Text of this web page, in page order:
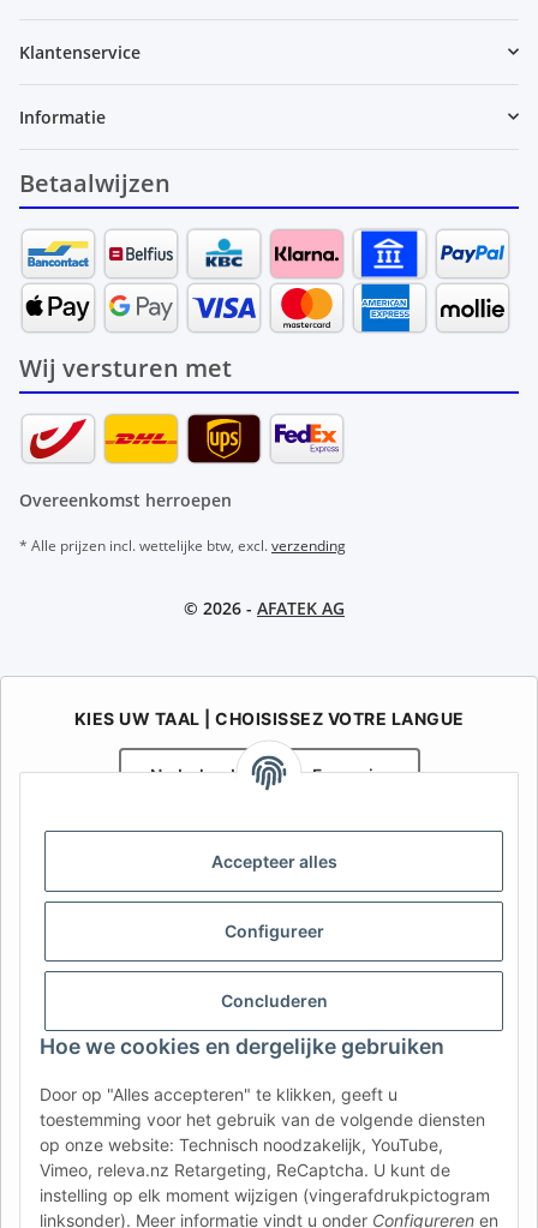
Accepteer alles
Configureer
Concluderen
Hoe we cookies en dergelijke gebruiken
Door op "Alles accepteren" te klikken, geeft u
toestemming voor het gebruik van de volgende diensten
op onze website: Technisch noodzakelijk, YouTube,
Vimeo, releva.nz Retargeting, ReCaptcha. U kunt de
instelling op elk moment wijzigen (vingerafdrukpictogram
linksonder). Meer informatie vindt u onder Configureren en
Klantenservice
Informatie
Betaalwijzen
Wij versturen met
Overeenkomst herroepen
* Alle prijzen incl. wettelijke btw, excl.verzending
© 2026 - AFATEK AG
KIES UW TAAL | CHOISISSEZ VOTRE LANGUE
Nederlands Français
Uw specialist in onderdelen voor aanhangwagens | Votre
spécialiste en pièces détachées pour remorques
Contact: info@afatek.com
AFATEK INTERNATIONAL – SELECT REGION & LANGUAGE | KIES
CH (DE)
CH (IT) BE (NL) BE (FR)
FR IT ES DK PL
UK NZ USA MX PT